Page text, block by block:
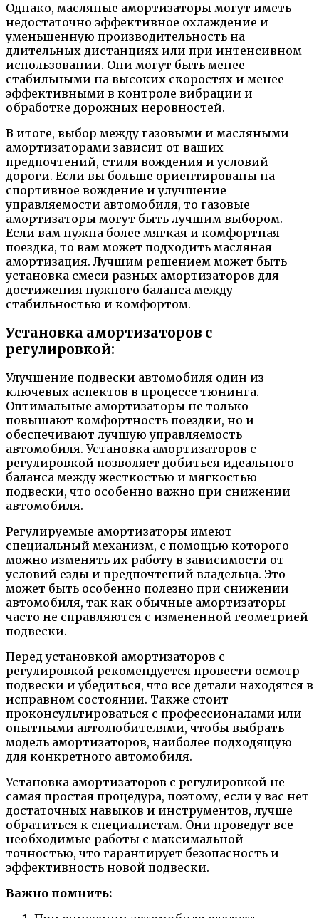
Однако, масляные амортизаторы могут иметь
недостаточно эффективное охлаждение и
уменьшенную производительность на
длительных дистанциях или при интенсивном
использовании. Они могут быть менее
стабильными на высоких скоростях и менее
эффективными в контроле вибрации и
обработке дорожных неровностей.
В итоге, выбор между газовыми и масляными
амортизаторами зависит от ваших
предпочтений, стиля вождения и условий
дороги. Если вы больше ориентированы на
спортивное вождение и улучшение
управляемости автомобиля, то газовые
амортизаторы могут быть лучшим выбором.
Если вам нужна более мягкая и комфортная
поездка, то вам может подходить масляная
амортизация. Лучшим решением может быть
установка смеси разных амортизаторов для
достижения нужного баланса между
стабильностью и комфортом.
Установка амортизаторов с
регулировкой:
Улучшение подвески автомобиля один из
ключевых аспектов в процессе тюнинга.
Оптимальные амортизаторы не только
повышают комфортность поездки, но и
обеспечивают лучшую управляемость
автомобиля. Установка амортизаторов с
регулировкой позволяет добиться идеального
баланса между жесткостью и мягкостью
подвески, что особенно важно при снижении
автомобиля.
Регулируемые амортизаторы имеют
специальный механизм, с помощью которого
можно изменять их работу в зависимости от
условий езды и предпочтений владельца. Это
может быть особенно полезно при снижении
автомобиля, так как обычные амортизаторы
часто не справляются с измененной геометрией
подвески.
Перед установкой амортизаторов с
регулировкой рекомендуется провести осмотр
подвески и убедиться, что все детали находятся в
исправном состоянии. Также стоит
проконсультироваться с профессионалами или
опытными автолюбителями, чтобы выбрать
модель амортизаторов, наиболее подходящую
для конкретного автомобиля.
Установка амортизаторов с регулировкой не
самая простая процедура, поэтому, если у вас нет
достаточных навыков и инструментов, лучше
обратиться к специалистам. Они проведут все
необходимые работы с максимальной
точностью, что гарантирует безопасность и
эффективность новой подвески.
Важно помнить: